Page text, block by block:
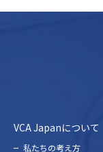
VCA Japanについて
私たちの考え⽅